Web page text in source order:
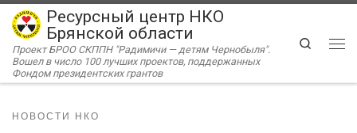
Перейти к содержимому
Ресурсный центр НКО
Брянской области
Проект БРОО СКППН "Радимичи — детям Чернобыля".
Вошел в число 100 лучших проектов, поддержанных
Фондом президентских грантов
Search
НОВОСТИ НКО